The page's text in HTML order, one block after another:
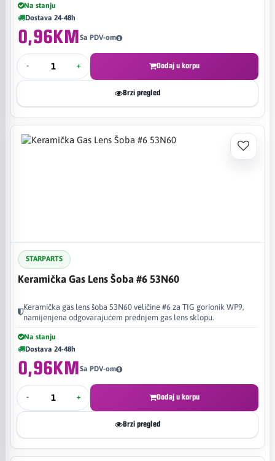
Na stanju
Dostava 24-48h
0,96KMSa PDV-om
- + Dodaj u korpu
Brzi pregled
STARPARTS
Keramička Gas Lens Šoba #6 53N60
Keramička gas lens šoba 53N60 veličine #6 za TIG gorionik WP9,
namijenjena odgovarajućem prednjem gas lens sklopu.
Na stanju
Dostava 24-48h
0,96KMSa PDV-om
- + Dodaj u korpu
Brzi pregled